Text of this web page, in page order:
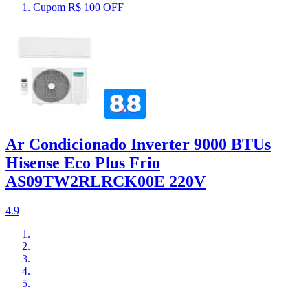
Cupom R$ 100 OFF
Ar Condicionado Inverter 9000 BTUs
Hisense Eco Plus Frio
AS09TW2RLRCK00E 220V
4.9